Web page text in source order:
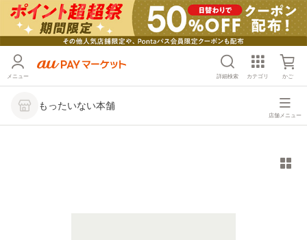
メニュー 詳細検索 カテゴリ かご
もったいない本舗
店舗メニュー